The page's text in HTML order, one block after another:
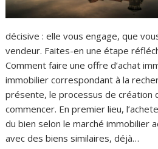
décisive : elle vous engage, que
vendeur. Faites-en une étape
Comment faire une offre d’achat
immobilier correspondant à la
présente, le processus de création
commencer. En premier lieu,
du bien selon le marché immobilier
avec des biens similaires, déjà…